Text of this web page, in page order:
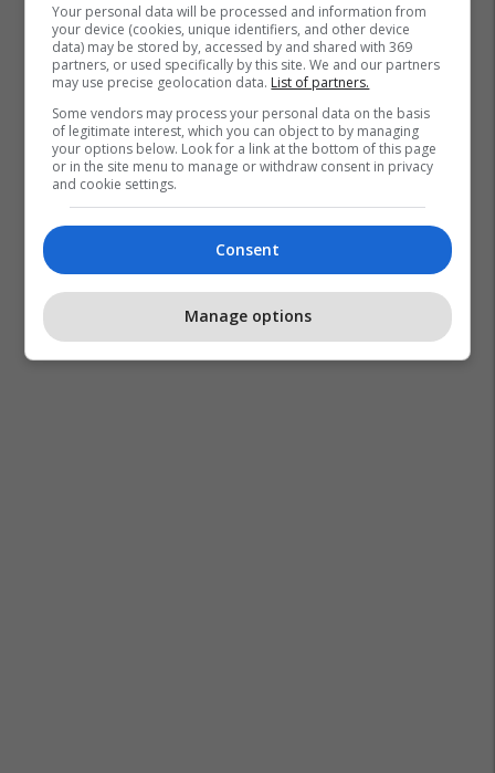
Your personal data will be processed and information from
your device (cookies, unique identifiers, and other device
data) may be stored by, accessed by and shared with 369
partners, or used specifically by this site. We and our partners
may use precise geolocation data. List of partners.
Some vendors may process your personal data on the basis
of legitimate interest, which you can object to by managing
your options below. Look for a link at the bottom of this page
or in the site menu to manage or withdraw consent in privacy
and cookie settings.
Consent
Manage options